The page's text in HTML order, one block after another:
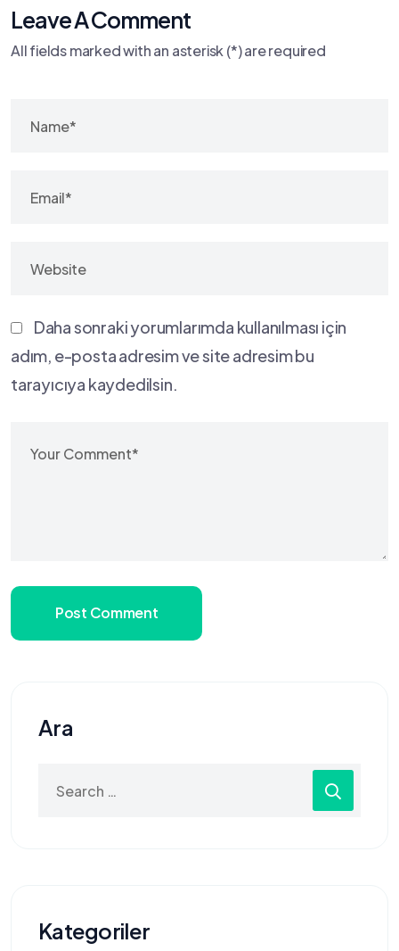
Leave A Comment
All fields marked with an asterisk (*) are required
Daha sonraki yorumlarımda kullanılması için
adım, e-posta adresim ve site adresim bu
tarayıcıya kaydedilsin.
Post Comment
Ara
for:
Kategoriler